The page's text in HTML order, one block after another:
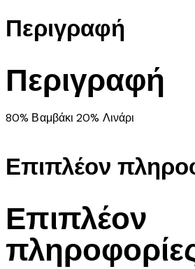
Περιγραφή
Περιγραφή
80% Βαμβάκι 20% Λινάρι
Επιπλέον
Επιπλέον